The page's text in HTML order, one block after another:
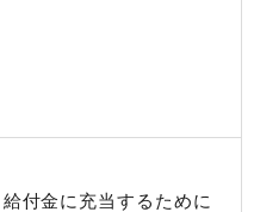
付金に充当するために